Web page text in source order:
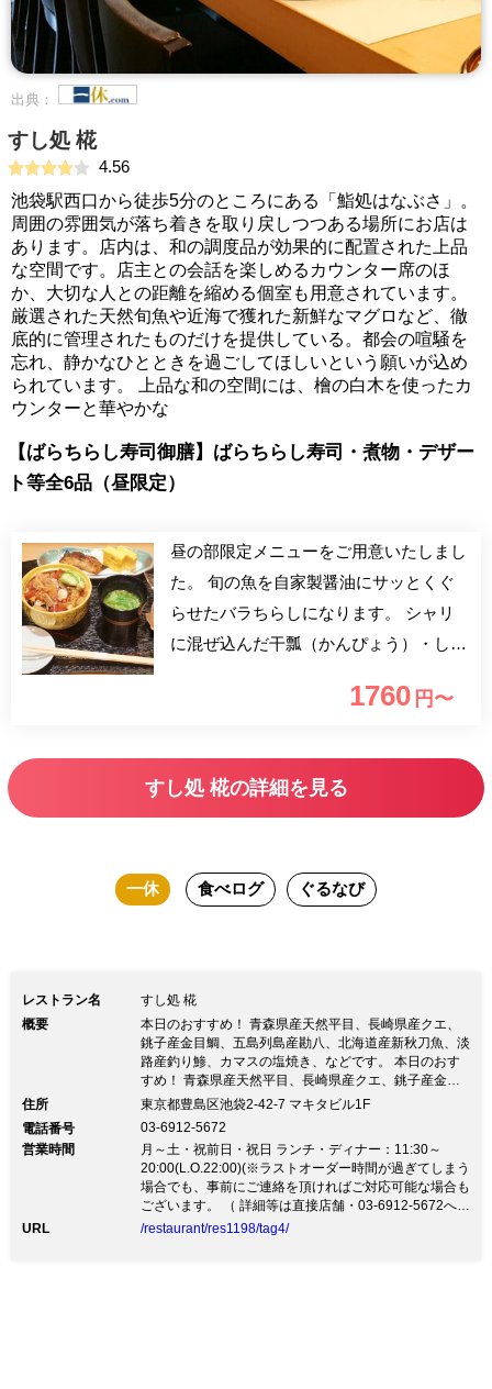
出典：
すし処 椛
4.56
池袋駅西口から徒歩5分のところにある「鮨処はなぶさ」。
周囲の雰囲気が落ち着きを取り戻しつつある場所にお店は
あります。店内は、和の調度品が効果的に配置された上品
な空間です。店主との会話を楽しめるカウンター席のほ
か、大切な人との距離を縮める個室も用意されています。
厳選された天然旬魚や近海で獲れた新鮮なマグロなど、徹
底的に管理されたものだけを提供している。都会の喧騒を
忘れ、静かなひとときを過ごしてほしいという願いが込め
られています。 上品な和の空間には、檜の白木を使ったカ
ウンターと華やかな
【ばらちらし寿司御膳】ばらちらし寿司・煮物・デザー
ト等全6品（昼限定）
昼の部限定メニューをご用意いたしまし
た。 旬の魚を自家製醤油にサッとくぐ
らせたバラちらしになります。 シャリ
に混ぜ込んだ干瓢（かんぴょう）・しい
絶妙なバランスをご堪能くださいませ。
1760 円〜
すし処 椛の詳細を見る
一休 食べログ ぐるなび
レストラン名
すし処 椛
概要
本日のおすすめ！ 青森県産天然平目、長崎県産クエ、
銚子産金目鯛、五島列島産勘八、北海道産新秋刀魚、淡
路産釣り鯵、カマスの塩焼き、などです。 本日のおす
すめ！ 青森県産天然平目、長崎県産クエ、銚子産金目
鯛、五島列島産勘八、北海道産新秋刀魚、淡路産釣り
業をさせて頂きます。 昼ノ部： 11:30 ～ 15:00 昼ノ部
限定メニュー11時30分～15時 ・ばらちらし寿司御膳
￥1,760-（税込） ・マグロちらし寿司御膳￥1,980-
（税込） ・海鮮ちらし寿司御膳￥2,970-（税込） 夜ノ
部： 15:00 ～ 20:00（22：00） また、お持ち帰りの販
売も致しております。 ・ミニばらちらし弁当（通常価
住所
東京都豊島区池袋2-42-7 マキタビル1F
電話番号
03-6912-5672
営業時間
月～土・祝前日・祝日 ランチ・ディナー：11:30～
20:00(L.O.22:00)(※ラストオーダー時間が過ぎてしまう
場合でも、事前にご連絡を頂ければご対応可能な場合も
ございます。 （ 詳細等は直接店舗・03-6912-5672へお
問い合わせくださいませ。）)
URL /restaurant/res1198/tag4/